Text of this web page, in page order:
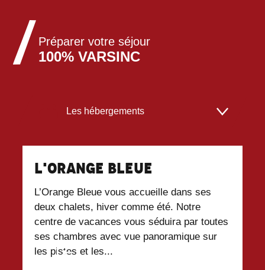
Préparer votre séjour
100% VARSINC
Les hébergements
Les restaurants
Commerces et services
Activités
L'Orange Bleue
L’Orange Bleue vous accueille dans ses
deux chalets, hiver comme été. Notre
centre de vacances vous séduira par toutes
ses chambres avec vue panoramique sur
les pistes et les...